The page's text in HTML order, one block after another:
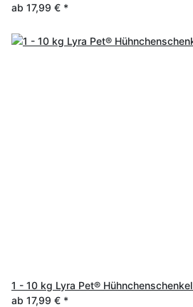
ab 17,99 € *
1 - 10 kg Lyra Pet® Hühnchenschenkel
ab 17,99 € *